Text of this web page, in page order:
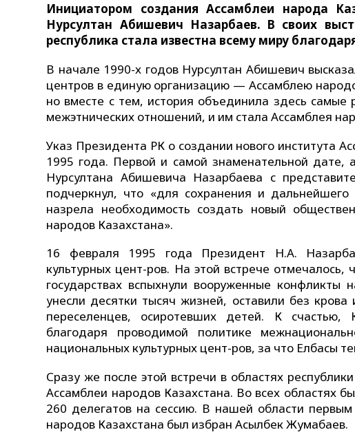
Инициатором создания Ассамблеи народа
Нурсултан Абишевич Назарбаев. В своих
республика стала известна всему миру
В начале 1990-х годов Нурсултан Абишевич
центров в единую организацию — Ассамблею
но вместе с тем, история объединила здесь
межэтнических отношений, и им стала Ассамблея
Указ Президента РК о создании нового института
1995 года. Первой и самой знаменательной
Нурсултана Абишевича Назарбаева с
подчеркнул, что «для сохранения и
назрела необходимость создать новый
народов Казахстана».
16 февраля 1995 года Президент Н.А.
культурных цент-ров. На этой встрече
государствах вспыхнули вооруженные
унесли десятки тысяч жизней, оставили без
переселенцев, осиротевших детей. К счастью,
благодаря проводимой политике
национальных культурных цент-ров, за что Елбасы
Сразу же после этой встречи в областях
Ассамблеи народов Казахстана. Во всех областях
260 делегатов на сессию. В нашей области
народов Казахстана был избран Асылбек Жумабаев.